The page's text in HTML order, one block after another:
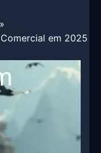
»
em 2025